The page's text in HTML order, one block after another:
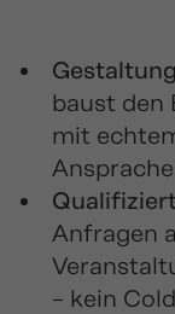
baust den
mit
Anfragen
– kein